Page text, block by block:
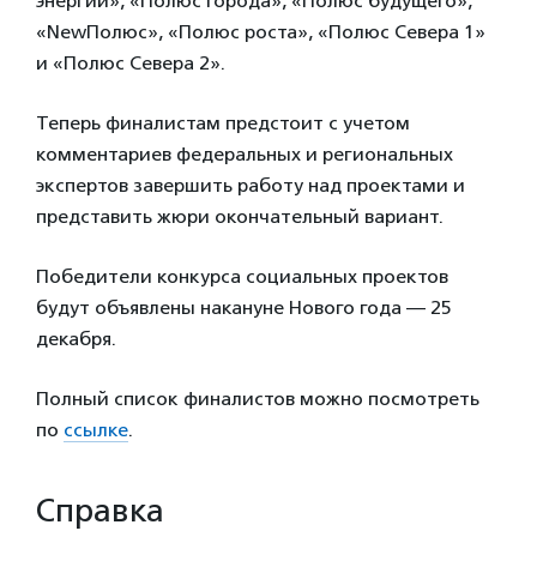
«NewПолюс», «Полюс роста», «Полюс Севера 1»
и «Полюс Севера 2».
Теперь финалистам предстоит с учетом
комментариев федеральных и региональных
экспертов завершить работу над проектами и
представить жюри окончательный вариант.
Победители конкурса социальных проектов
будут объявлены накануне Нового года — 25
декабря.
Полный список финалистов можно посмотреть
по ссылке.
Справка